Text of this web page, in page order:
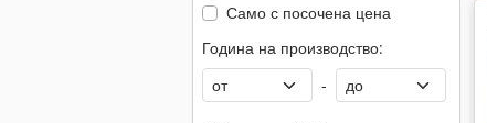
Само с посочена цена
Година на производство:
-